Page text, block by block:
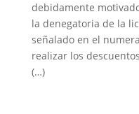
debidamente
la denegatoria de la
señalado en el
realizar los
(…)